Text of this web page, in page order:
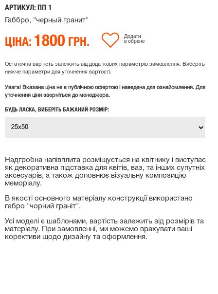
АРТИКУЛ: ПП 1
Габбро, "черный гранит"
ЦІНА: 1800 ГРН.
Додати
в обране
Остаточна вартість залежить від додаткових параметрів замовлення. Виберіть
нижче параметри для уточнення вартості.
Увага! Вказана ціна не є публічною офертою і наведена для ознайомлення. Для
уточнення ціни зверніться до менеджера.
БУДЬ ЛАСКА, ВИБЕРІТЬ БАЖАНИЙ РОЗМІР:
Надгробна напівплита розміщується на квітнику і виступає
як декоративна підставка для квітів, ваз, та інших супутніх
аксесуарів, а також доповнює візуальну композицію
меморіалу.
В якості основного матеріалу конструкції використано
габро "чорний граніт".
Усі моделі є шаблонами, вартість залежить від розмірів та
матеріалу. При замовленні, ми можемо врахувати ваші
корективи щодо дизайну та оформлення.